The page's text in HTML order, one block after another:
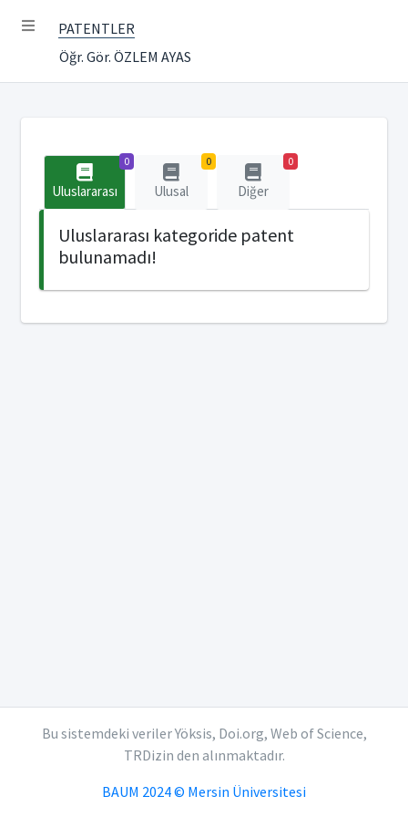
PATENTLER
Öğr. Gör. ÖZLEM AYAS
0
Uluslararası
0
Ulusal
0
Diğer
Uluslararası kategoride patent
bulunamadı!
Bu sistemdeki veriler Yöksis, Doi.org, Web of Science,
TRDizin den alınmaktadır.
BAUM 2024 © Mersin Üniversitesi